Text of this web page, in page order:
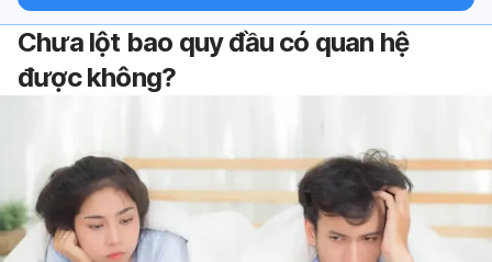
Chưa lột bao quy đầu có quan hệ
được không?